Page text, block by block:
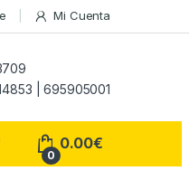
Mi Cuenta
| 695905001
0
0.00€